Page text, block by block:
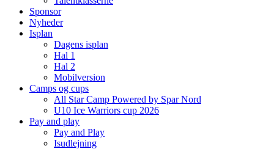
Sponsor
Nyheder
Isplan
Dagens isplan
Hal 1
Hal 2
Mobilversion
Camps og cups
All Star Camp Powered by Spar Nord
U10 Ice Warriors cup 2026
Pay and play
Pay and Play
Isudlejning